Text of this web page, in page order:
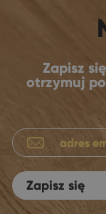
Zapisz
otrzymuj
Zapisz się